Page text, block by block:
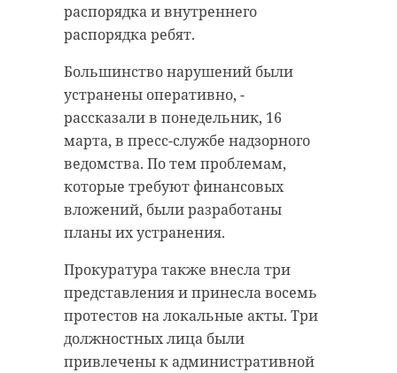
распорядка и внутреннего
распорядка ребят.
Большинство нарушений были
устранены оперативно, -
рассказали в понедельник, 16
марта, в пресс-службе надзорного
ведомства. По тем проблемам,
которые требуют финансовых
вложений, были разработаны
планы их устранения.
Прокуратура также внесла три
представления и принесла восемь
протестов на локальные акты. Три
должностных лица были
привлечены к административной